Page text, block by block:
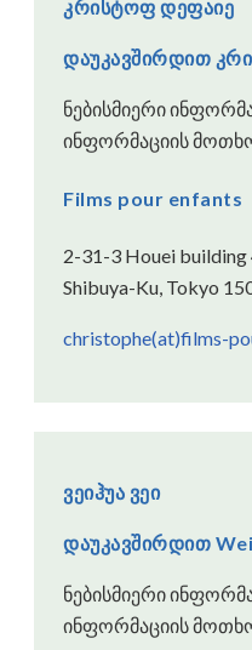
კრისტოფ დეფაიე
დაუკავშირდით
ნებისმიერი
ინფორმაციის
Films pour enfants
2-31-3 Houei building
Shibuya-Ku, Tokyo
christophe(at)films-
ვეიჰუა ვეი
დაუკავშირდით
ნებისმიერი
ინფორმაციის